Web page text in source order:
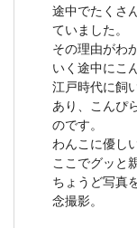
途中でたくさ
ていました。
その理由がわ
いく途中にこ
江戸時代に飼
あり、こんぴ
のです。
わんこに優し
ここでグッと
ちょうど写真
念撮影。